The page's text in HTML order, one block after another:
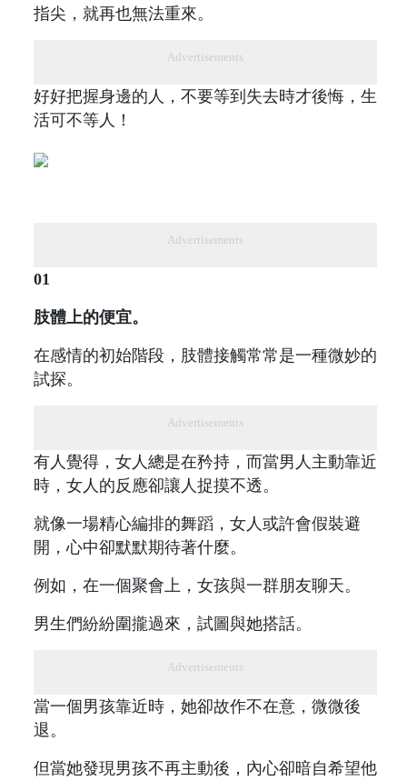
指尖，就再也無法重來。
Advertisements
好好把握身邊的人，不要等到失去時才後悔，生
活可不等人！
Advertisements
01
肢體上的便宜。
在感情的初始階段，肢體接觸常常是一種微妙的
試探。
Advertisements
有人覺得，女人總是在矜持，而當男人主動靠近
時，女人的反應卻讓人捉摸不透。
就像一場精心編排的舞蹈，女人或許會假裝避
開，心中卻默默期待著什麼。
例如，在一個聚會上，女孩與一群朋友聊天。
男生們紛紛圍攏過來，試圖與她搭話。
Advertisements
當一個男孩靠近時，她卻故作不在意，微微後
退。
但當她發現男孩不再主動後，內心卻暗自希望他